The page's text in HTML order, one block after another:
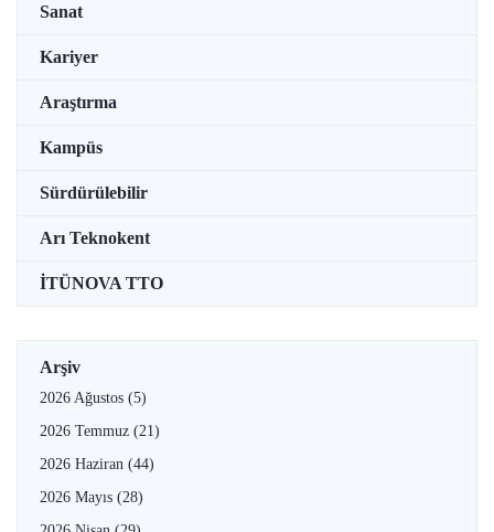
Sanat
Kariyer
Araştırma
Kampüs
Sürdürülebilir
Arı Teknokent
İTÜNOVA TTO
Arşiv
2026 Ağustos (5)
2026 Temmuz (21)
2026 Haziran (44)
2026 Mayıs (28)